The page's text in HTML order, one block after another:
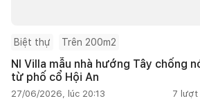
Biệt thự Trên 200m2
NI Villa mẫu nhà hướng Tây chống
từ phố cổ Hội An
27/06/2026, lúc 20:13 7 lượt